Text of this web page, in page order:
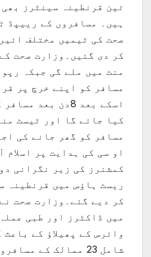
تین قرنطینہ سینٹرز
ہیں۔ مسافروں کے رییپڈ
صحت کی ٹیمیں مختلف
منٹ میں ملے گی جبکہ
مسافر کو اپنے خرچ پر
اسکے بعد 8دن بعد
کیا جائے گا اور ٹیسٹ
مسافر کو گھر جانے کی
او سی کی ہدایت پر اسلام
کمشنرز کی زیر نگرانی
ریسٹ ہاؤس میں قرنطینہ
کر دیے گئے۔وزارت صحت
میں ڈاکٹرز اور طبی
وائرس کے پھیلاؤ کے
شامل 23 ممالک کے